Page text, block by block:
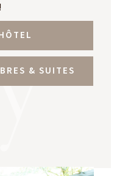
& SUITES